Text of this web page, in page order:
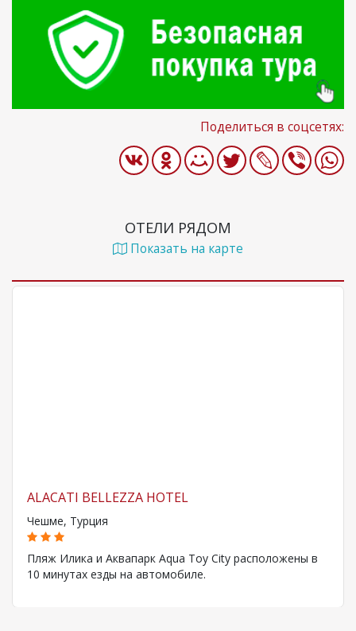
Поделиться в соцсетях:
ОТЕЛИ РЯДОМ
Показать на карте
ALACATI BELLEZZA HOTEL
Чешме, Турция
Пляж Илика и Аквапарк Aqua Toy City расположены в
10 минутах езды на автомобиле.